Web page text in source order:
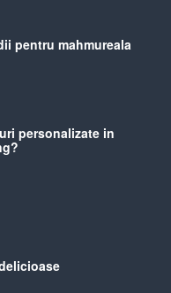
pentru mahmureala
personalizate in